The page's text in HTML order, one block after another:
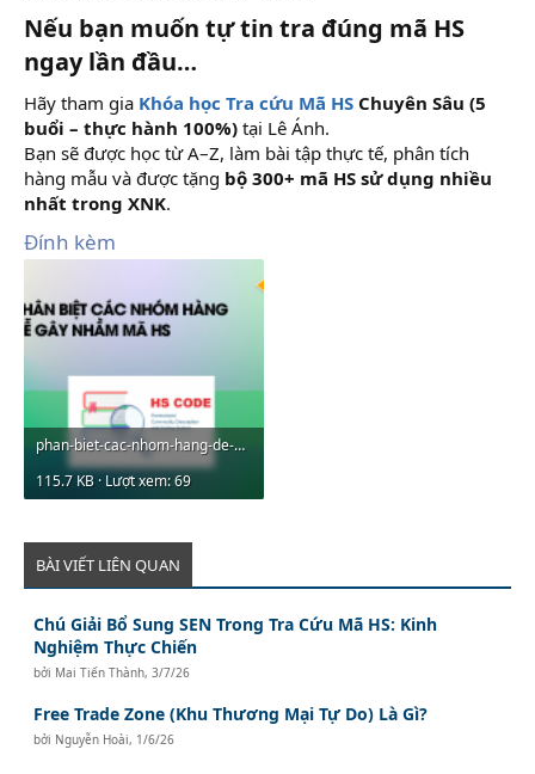
Nếu bạn muốn tự tin tra đúng mã HS
ngay lần đầu…
Hãy tham gia Khóa học Tra cứu Mã HS Chuyên Sâu (5
buổi – thực hành 100%) tại Lê Ánh.
Bạn sẽ được học từ A–Z, làm bài tập thực tế, phân tích
hàng mẫu và được tặng bộ 300+ mã HS sử dụng nhiều
nhất trong XNK.
Đính kèm
phan-biet-cac-nhom-hang-de-gay-nham-ma-hs.png
115.7 KB · Lượt xem: 69
BÀI VIẾT LIÊN QUAN
Chú Giải Bổ Sung SEN Trong Tra Cứu Mã HS: Kinh
Nghiệm Thực Chiến
bởi Mai Tiến Thành,3/7/26
Free Trade Zone (Khu Thương Mại Tự Do) Là Gì?
bởi Nguyễn Hoài, 1/6/26